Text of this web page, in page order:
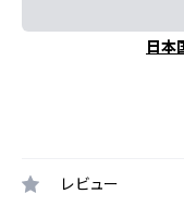
日本
レビュー